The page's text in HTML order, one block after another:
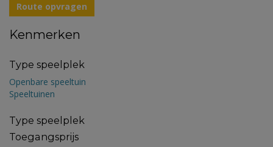
Route opvragen
Kenmerken
Type speelplek
Openbare speeltuin
Speeltuinen
Type speelplek
Toegangsprijs